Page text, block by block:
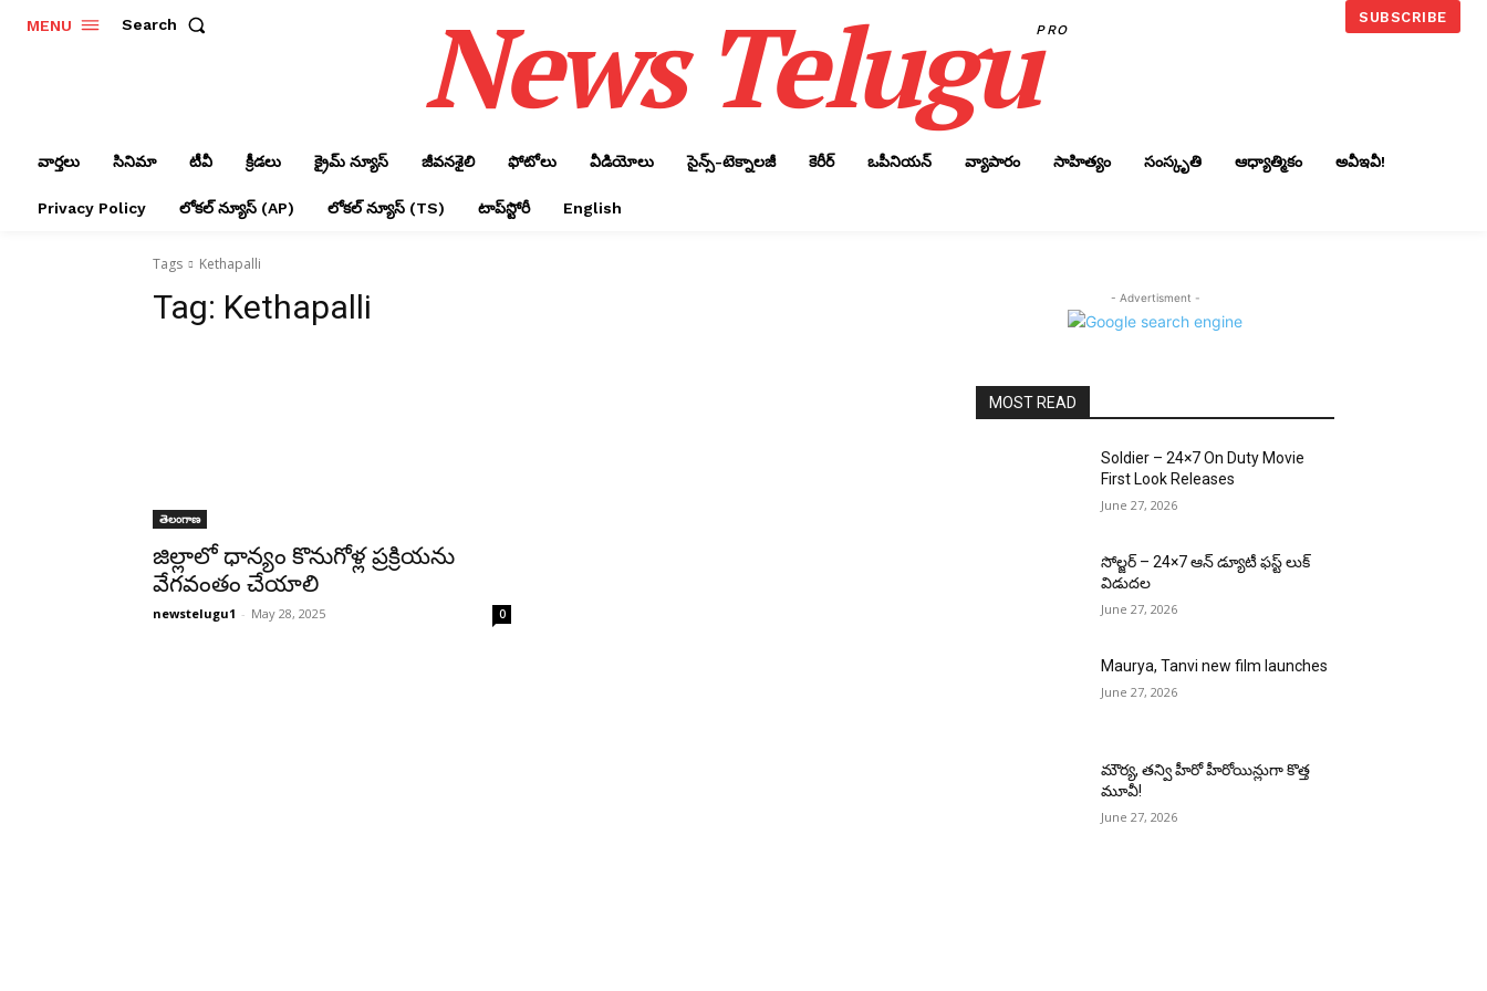
MENU Search News TeluguPRO
SUBSCRIBE
వార్తలు సినిమా టీవీ క్రీడలు క్రైమ్ న్యూస్‌ జీవనశైలి ఫోటోలు వీడియోలు సైన్స్‌-టెక్నాలజీ కెరీర్‌ ఒపీనియన్‌ వ్యాపారం సాహిత్యం సంస్కృతి ఆధ్యాత్మికం అవీఇవీ!
Privacy Policy లోక‌ల్ న్యూస్‌ (AP) లోక‌ల్ న్యూస్‌ (TS) టాప్‌స్టోరీ English
Tags Kethapalli
Tag: Kethapalli
తెలంగాణ
జిల్లాలో ధాన్యం కొనుగోళ్ల ప్రక్రియను
వేగవంతం చేయాలి
newstelugu1 - May 28, 2025 0
- Advertisment -
MOST READ
Soldier – 24×7 On Duty Movie
First Look Releases
June 27, 2026
సోల్జర్ – 24×7 ఆన్ డ్యూటీ ఫస్ట్ లుక్
విడుదల
June 27, 2026
Maurya, Tanvi new film launches
June 27, 2026
మౌర్య‌, త‌న్వి హీరో హీరోయిన్లుగా కొత్త
మూవీ!
June 27, 2026